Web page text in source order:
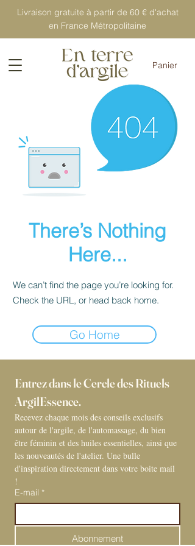
Livraison gratuite à partir de 60 € d'achat
en France Métropolitaine
Panier
There’s Nothing
Here...
We can’t find the page you’re looking for.
Check the URL, or head back home.
Go Home
Entrez dans le Cercle des Rituels
ArgilEssence.
Recevez chaque mois des conseils exclusifs
autour de l'argile, de l'automassage, du bien
être féminin et des huiles essentielles, ainsi que
les nouveautés de l'atelier. Une bulle
d'inspiration directement dans votre boite mail
!
E-mail *
Abonnement